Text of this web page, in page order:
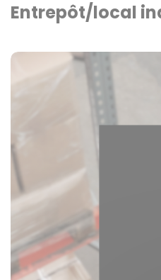
Entrepôt/local